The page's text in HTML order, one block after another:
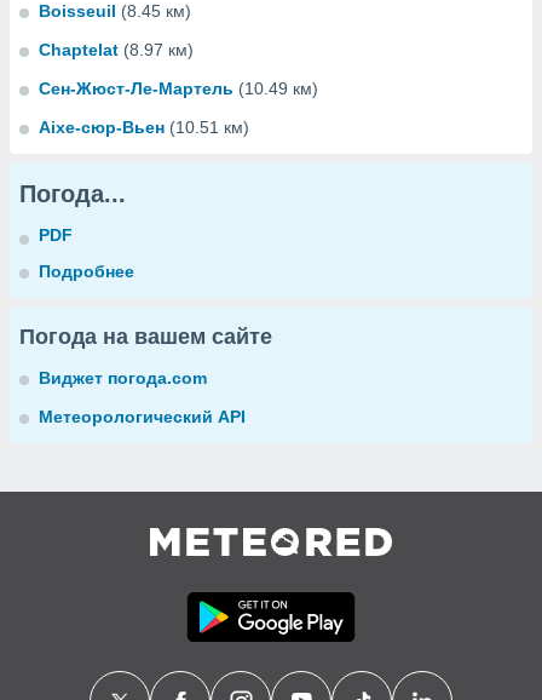
Boisseuil (8.45 км)
Chaptelat (8.97 км)
Сен-Жюст-Ле-Мартель (10.49 км)
Aixe-сюр-Вьен (10.51 км)
Погода...
PDF
Подробнее
Погода на вашем сайте
Виджет погода.com
Метеорологический API